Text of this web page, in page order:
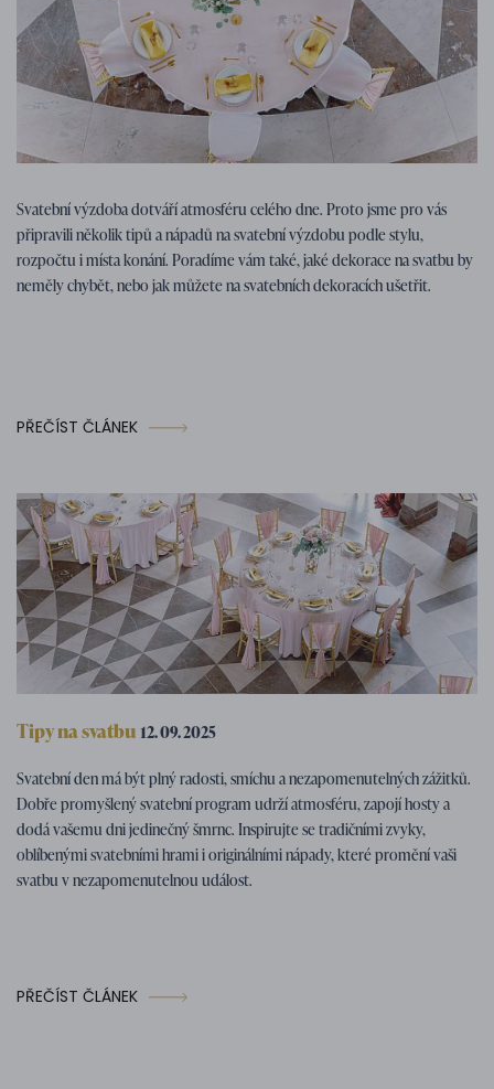
Tipy na svatbu 07. 01. 2026
Tipy, nápady a inspirace na svatební
výzdobu
Svatební výzdoba dotváří atmosféru celého dne. Proto jsme pro vás
připravili několik tipů a nápadů na svatební výzdobu podle stylu,
rozpočtu i místa konání. Poradíme vám také, jaké dekorace na svatbu by
neměly chybět, nebo jak můžete na svatebních dekoracích ušetřit.
PŘEČÍST ČLÁNEK
Tipy na svatbu 12. 09. 2025
Svatební program – tipy na zábavné
svatební aktivity
Svatební den má být plný radosti, smíchu a nezapomenutelných zážitků.
Dobře promyšlený svatební program udrží atmosféru, zapojí hosty a
dodá vašemu dni jedinečný šmrnc. Inspirujte se tradičními zvyky,
oblíbenými svatebními hrami i originálními nápady, které promění vaši
svatbu v nezapomenutelnou událost.
PŘEČÍST ČLÁNEK